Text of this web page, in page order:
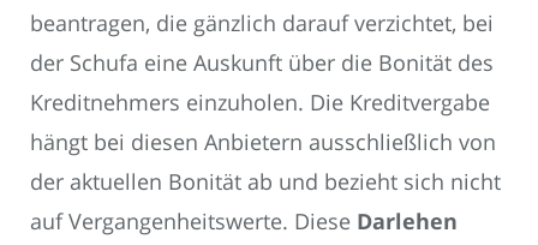
beantragen, die gänzlich darauf verzichtet, bei
der Schufa eine Auskunft über die Bonität des
Kreditnehmers einzuholen. Die Kreditvergabe
hängt bei diesen Anbietern ausschließlich von
der aktuellen Bonität ab und bezieht sich nicht
auf Vergangenheitswerte. Diese Darlehen